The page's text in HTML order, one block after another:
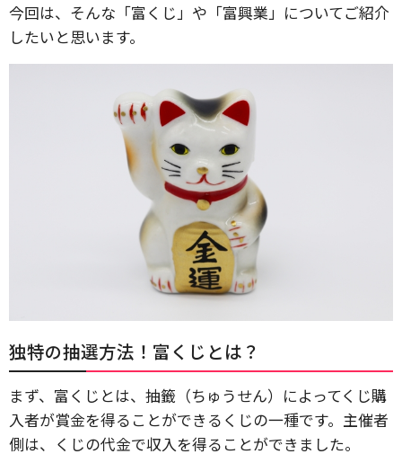
今回は、そんな「富くじ」や「富興業」についてご紹介
したいと思います。
独特の抽選方法！富くじとは？
まず、富くじとは、抽籤（ちゅうせん）によってくじ購
入者が賞金を得ることができるくじの一種です。主催者
側は、くじの代金で収入を得ることができました。